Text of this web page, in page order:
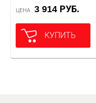
ЦЕНА 3 914 РУБ.
КУПИТЬ